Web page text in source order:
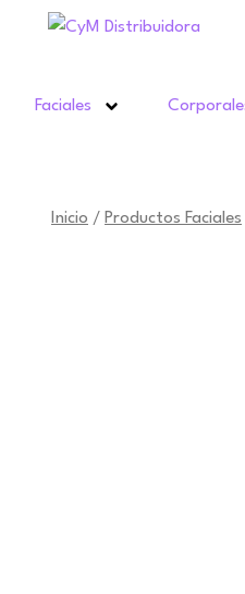
Faciales
Inicio / Productos Faciales